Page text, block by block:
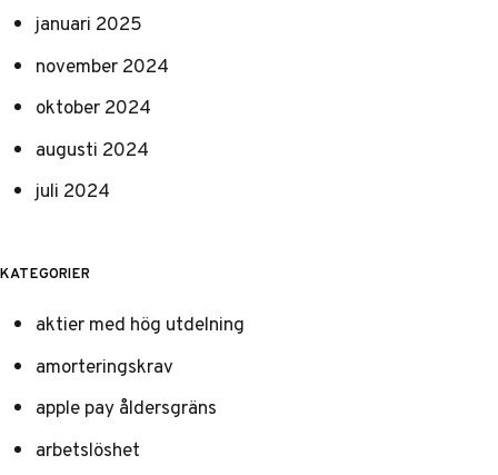
januari 2025
november 2024
oktober 2024
augusti 2024
juli 2024
KATEGORIER
aktier med hög utdelning
amorteringskrav
apple pay åldersgräns
arbetslöshet